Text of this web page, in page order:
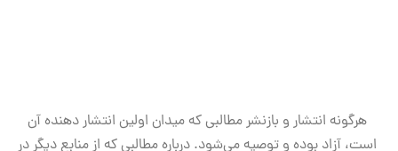
هرگونه انتشار و بازنشر مطالبی که میدان اولین انتشار دهنده آن
است، آزاد بوده و توصیه می‌شود. درباره مطالبی که از منابع دیگر در